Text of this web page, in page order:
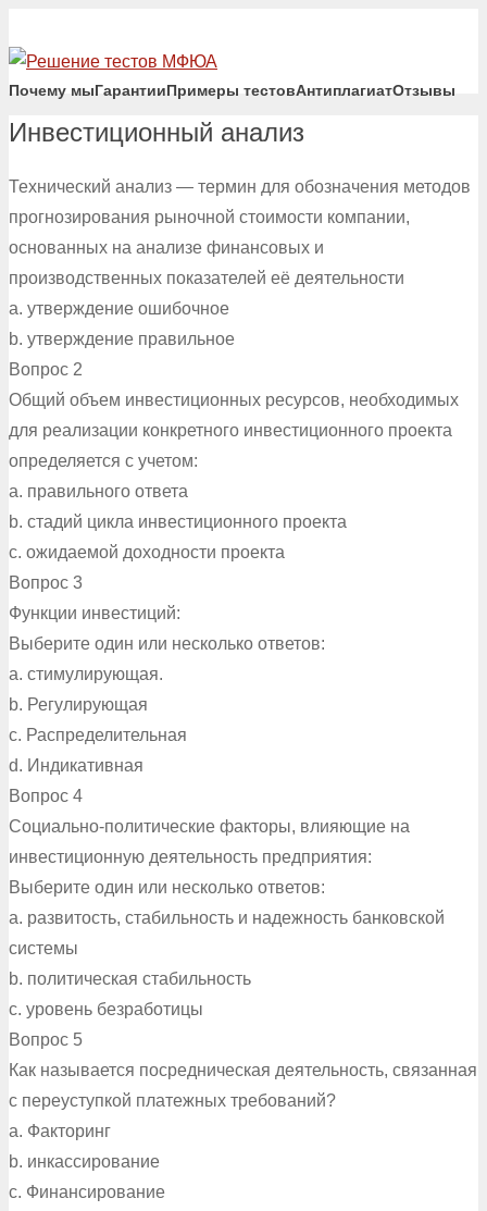
Почему мыГарантииПримеры тестовАнтиплагиатОтзывы
Инвестиционный анализ
Технический анализ — термин для обозначения методов
прогнозирования рыночной стоимости компании,
основанных на анализе финансовых и
производственных показателей её деятельности
a. утверждение ошибочное
b. утверждение правильное
Вопрос 2
Общий объем инвестиционных ресурсов, необходимых
для реализации конкретного инвестиционного проекта
определяется с учетом:
a. правильного ответа
b. стадий цикла инвестиционного проекта
c. ожидаемой доходности проекта
Вопрос 3
Функции инвестиций:
Выберите один или несколько ответов:
a. стимулирующая.
b. Регулирующая
c. Распределительная
d. Индикативная
Вопрос 4
Социально-политические факторы, влияющие на
инвестиционную деятельность предприятия:
Выберите один или несколько ответов:
a. развитость, стабильность и надежность банковской
системы
b. политическая стабильность
c. уровень безработицы
Вопрос 5
Как называется посредническая деятельность, связанная
с переуступкой платежных требований?
a. Факторинг
b. инкассирование
c. Финансирование